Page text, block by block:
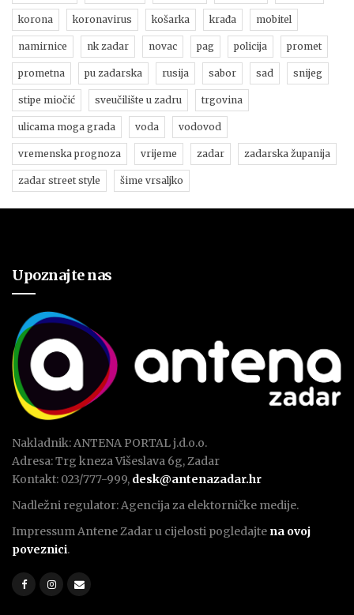
korona koronavirus košarka krađa mobitel
namirnice nk zadar novac pag policija promet
prometna pu zadarska rusija sabor sad snijeg
stipe miočić sveučilište u zadru trgovina
ulicama moga grada voda vodovod
vremenska prognoza vrijeme zadar zadarska županija
zadar street style šime vrsaljko
Upoznajte nas
Nakladnik: ANTENA PORTAL j.d.o.o.
Adresa: Trg kneza Višeslava 6g, Zadar
Kontakt: 023/777-999, desk@antenazadar.hr
Nadležni regulator: Agencija za elektorničke medije.
Impressum Antene Zadar u cijelosti pogledajte na ovoj
poveznici.